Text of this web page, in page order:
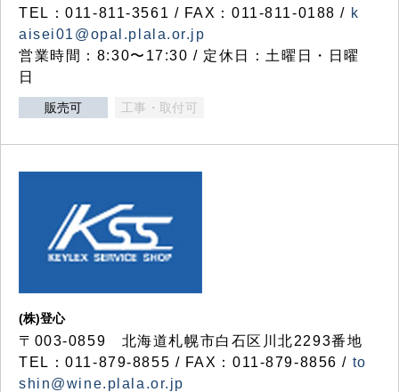
TEL：011-811-3561 / FAX：011-811-0188 / k
aisei01@opal.plala.or.jp
営業時間：8:30〜17:30 / 定休日：土曜日・日曜
日
販売可 工事・取付可
(株)登心
〒003-0859 北海道札幌市白石区川北2293番地
TEL：011-879-8855 / FAX：011-879-8856 / to
shin@wine.plala.or.jp